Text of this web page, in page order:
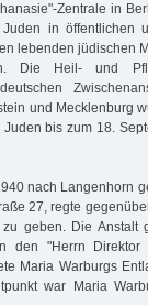
Zentrale in
in öffentlichen
lebenden jüdischen
Die Heil- und
und Mecklenburg
bis zum 18.
nach Langenhorn
27, regte
geben. Die Anstalt
den "Herrn Direktor
Maria Warburgs
war Maria